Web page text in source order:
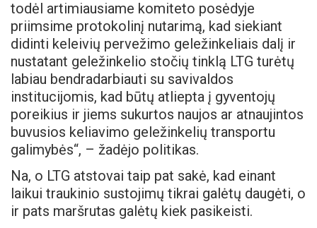
todėl artimiausiame komiteto posėdyje
priimsime protokolinį nutarimą, kad siekiant
didinti keleivių pervežimo geležinkeliais dalį ir
nustatant geležinkelio stočių tinklą LTG turėtų
labiau bendradarbiauti su savivaldos
institucijomis, kad būtų atliepta į gyventojų
poreikius ir jiems sukurtos naujos ar atnaujintos
buvusios keliavimo geležinkelių transportu
galimybės“, – žadėjo politikas.
Na, o LTG atstovai taip pat sakė, kad einant
laikui traukinio sustojimų tikrai galėtų daugėti, o
ir pats maršrutas galėtų kiek pasikeisti.